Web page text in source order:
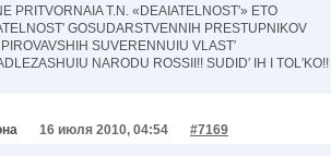
PRITVORNAIA T.N. «DEAIATELNOST′» ETO
GOSUDARSTVENNIH PRESTUPNIKOV
SUVERENNUIU VLAST′
NARODU ROSSII!! SUDID′ IH I TOL′KO!!
16 июля 2010, 04:54 #7169